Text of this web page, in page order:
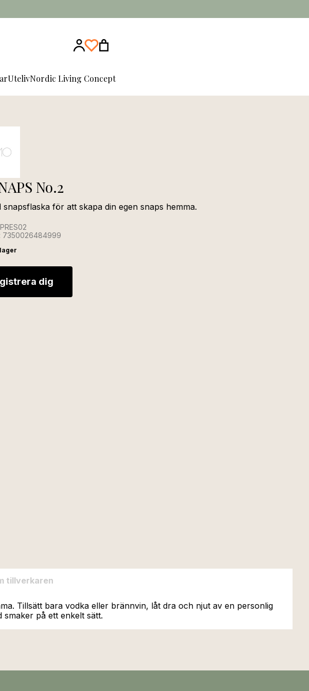
UtelivNordic Living Concept
No.2
snapsflaska för att skapa din egen snaps hemma.
7350026484999
dig
tillverkaren
Tillsätt bara vodka eller brännvin, låt dra och njut av en personlig
på ett enkelt sätt.